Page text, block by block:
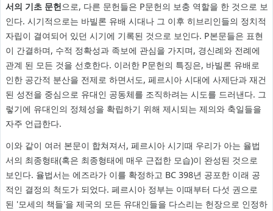
서의 기초 문헌으로, 다른 문헌들은 P문헌의 보충 역할을 한 것으로 보
인다. 시기적으로는 바빌론 유배 시대나 그 이후 히브리인들의 정치적
자립이 결여되어 있던 시기에 기록된 것으로 보인다. P본문들은 표현
이 간결하며, 수적 정확성과 족보에 관심을 가지며, 경신례와 전례에
관계 된 모든 것을 선호한다. 이러한 P문헌의 특징은, 바빌론 유배로
인한 공간적 분산을 전제로 하면서도, 페르시아 시대에 사제단과 재건
된 성전을 중심으로 유대인 공동체를 조직하려는 시도를 드러낸다. 그
렇기에 유대인의 정체성을 확립하기 위해 제시되는 제의와 축일들을
자주 언급한다.
이와 같이 여러 본문이 합쳐져서, 페르시아 시기때 우리가 아는 율법
서의 최종형태(혹은 최종형태에 매우 근접한 모습)이 완성된 것으로
보인다. 율법서는 에즈라가 이를 확정하고 BC 398년 공포한 이래 공
적인 결정의 척도가 되었다. 페르시아 정부는 이때부터 다섯 권으로
된 '모세의 책들'을 제국의 모든 유대인들을 다스리는 헌장으로 인정하